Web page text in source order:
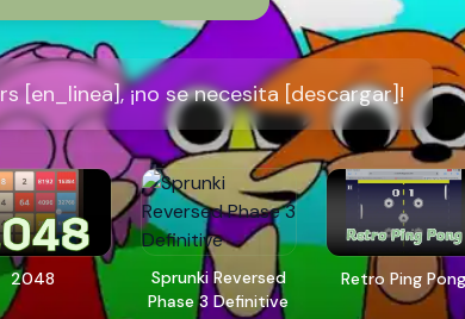
[en_linea], ¡no se necesita [descargar]!
2048
Sprunki Reversed
Phase 3 Definitive
Retro Ping Pong